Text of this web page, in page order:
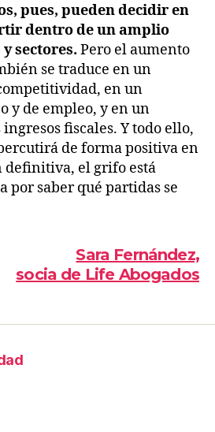
pues, pueden decidir en
dentro de un amplio
sectores. Pero el aumento
se traduce en un
en un
y de empleo, y en un
fiscales. Y todo ello,
de forma positiva en
definitiva, el grifo está
por saber qué partidas se
Sara Fernández,
socia de Life Abogados